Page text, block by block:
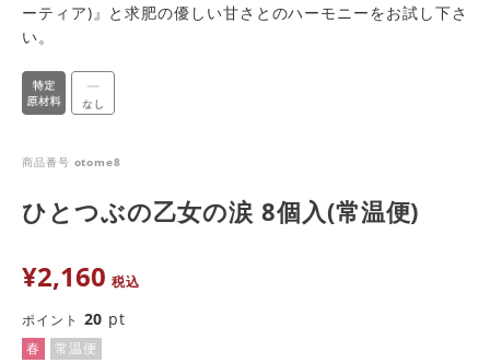
ーティア)』と求肥の優しい甘さとのハーモニーをお試し下さ
い。
商品番号 otome8
ひとつぶの乙女の涙 8個入(常温便)
¥2,160 税込
ポイント 20 pt
春 常温便